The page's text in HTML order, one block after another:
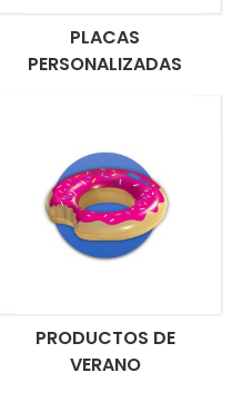
PLACAS
PERSONALIZADAS
PRODUCTOS DE
VERANO